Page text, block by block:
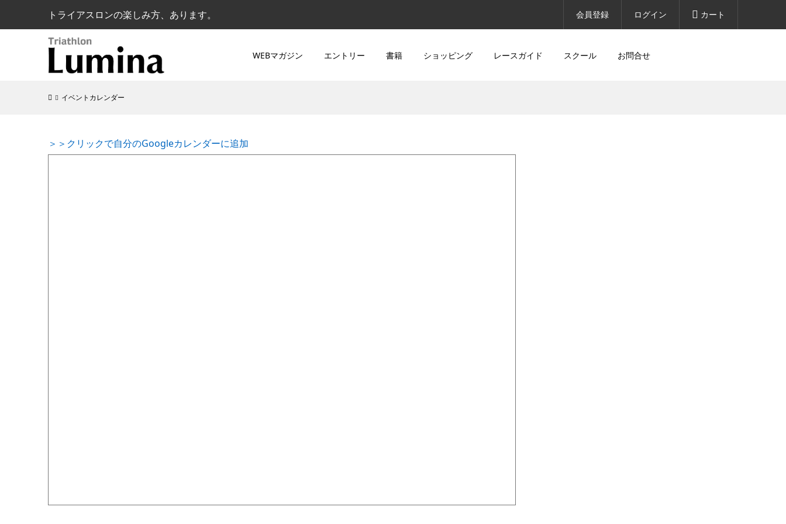
トライアスロンの楽しみ方、あります。 会員登録 ログイン カート
WEBマガジン エントリー 書籍 ショッピング レースガイド スクール お問合せ
イベントカレンダー
＞＞クリックで自分のGoogleカレンダーに追加